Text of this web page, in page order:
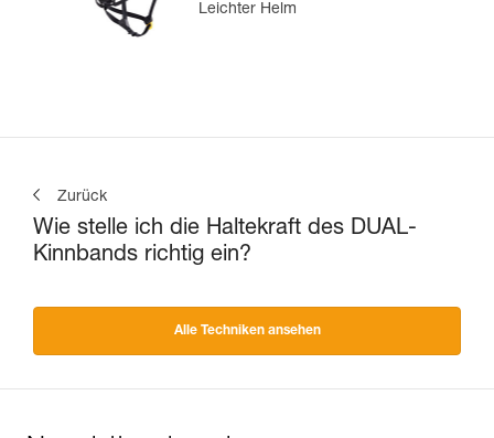
Leichter Helm
Zurück
Wie stelle ich die Haltekraft des DUAL-
Kinnbands richtig ein?
Alle Techniken ansehen